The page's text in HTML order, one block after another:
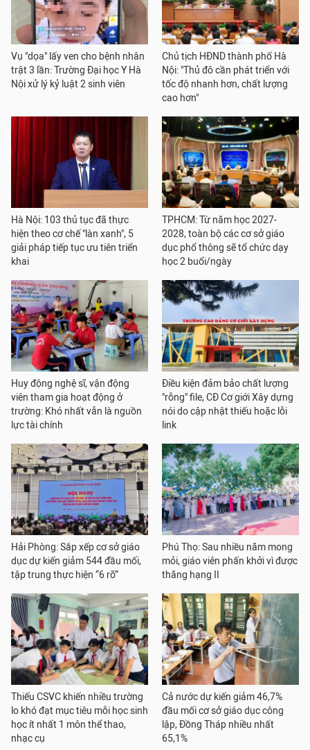
Vụ "dọa" lấy ven cho bệnh nhân
trật 3 lần: Trường Đại học Y Hà
Nội xử lý kỷ luật 2 sinh viên
Chủ tịch HĐND thành phố Hà
Nội: "Thủ đô cần phát triển với
tốc độ nhanh hơn, chất lượng
cao hơn"
Hà Nội: 103 thủ tục đã thực
hiện theo cơ chế "làn xanh", 5
giải pháp tiếp tục ưu tiên triển
khai
TPHCM: Từ năm học 2027-
2028, toàn bộ các cơ sở giáo
dục phổ thông sẽ tổ chức dạy
học 2 buổi/ngày
Huy động nghệ sĩ, vận động
viên tham gia hoạt động ở
trường: Khó nhất vẫn là nguồn
lực tài chính
Điều kiện đảm bảo chất lượng
"rỗng" file, CĐ Cơ giới Xây dựng
nói do cập nhật thiếu hoặc lỗi
link
Hải Phòng: Sắp xếp cơ sở giáo
dục dự kiến giảm 544 đầu mối,
tập trung thực hiện “6 rõ”
Phú Thọ: Sau nhiều năm mong
mỏi, giáo viên phấn khởi vì được
thăng hạng II
Thiếu CSVC khiến nhiều trường
lo khó đạt mục tiêu mỗi học sinh
học ít nhất 1 môn thể thao,
nhạc cụ
Cả nước dự kiến giảm 46,7%
đầu mối cơ sở giáo dục công
lập, Đồng Tháp nhiều nhất
65,1%